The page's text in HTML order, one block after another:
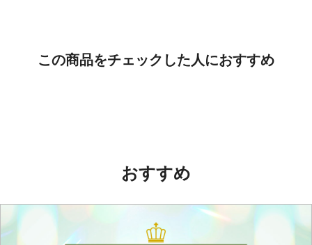
この商品をチェックした人におすすめ
おすすめ